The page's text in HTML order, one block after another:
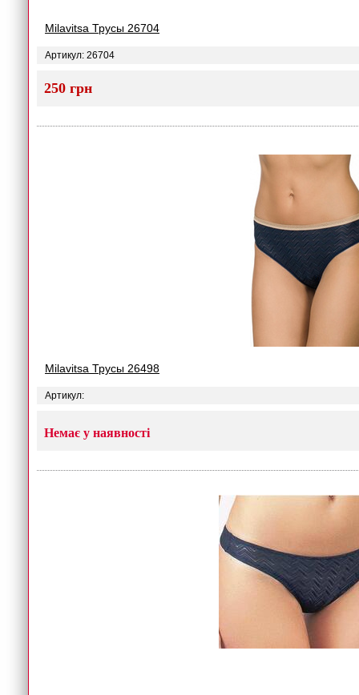
Milavitsa Трусы 26704
Артикул: 26704
250 грн
Milavitsa Трусы 26498
Артикул:
Немає у наявності